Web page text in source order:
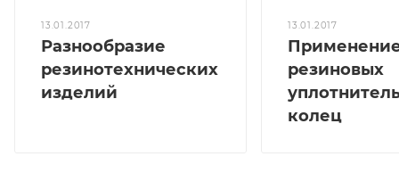
13.01.2017
Разнообразие
резинотехнических
изделий
13.01.2017
резиновых
колец